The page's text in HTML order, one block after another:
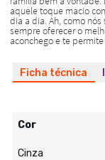
Ficha técnica
Cor
Cinza